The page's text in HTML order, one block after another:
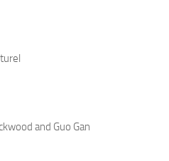
and Guo Gan